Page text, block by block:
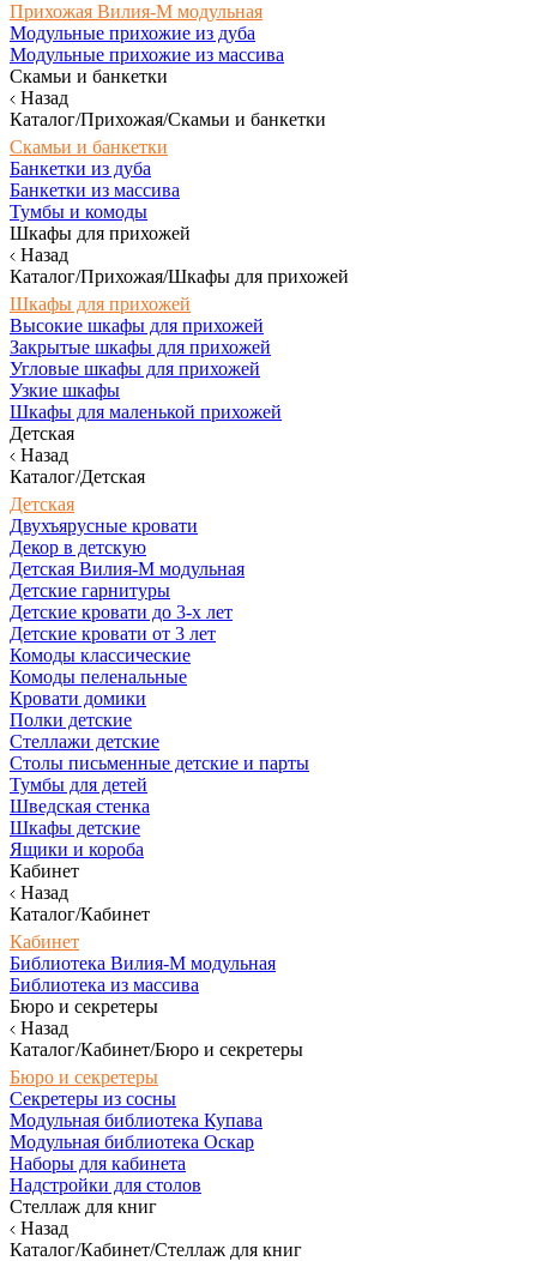
Прихожая Вилия-М модульная
Модульные прихожие из дуба
Модульные прихожие из массива
Скамьи и банкетки
Назад
Каталог/Прихожая/Скамьи и банкетки
Скамьи и банкетки
Банкетки из дуба
Банкетки из массива
Тумбы и комоды
Шкафы для прихожей
Назад
Каталог/Прихожая/Шкафы для прихожей
Шкафы для прихожей
Высокие шкафы для прихожей
Закрытые шкафы для прихожей
Угловые шкафы для прихожей
Узкие шкафы
Шкафы для маленькой прихожей
Детская
Назад
Каталог/Детская
Детская
Двухъярусные кровати
Декор в детскую
Детская Вилия-М модульная
Детские гарнитуры
Детские кровати до 3-х лет
Детские кровати от 3 лет
Комоды классические
Комоды пеленальные
Кровати домики
Полки детские
Стеллажи детские
Столы письменные детские и парты
Тумбы для детей
Шведская стенка
Шкафы детские
Ящики и короба
Кабинет
Назад
Каталог/Кабинет
Кабинет
Библиотека Вилия-М модульная
Библиотека из массива
Бюро и секретеры
Назад
Каталог/Кабинет/Бюро и секретеры
Бюро и секретеры
Секретеры из сосны
Модульная библиотека Купава
Модульная библиотека Оскар
Наборы для кабинета
Надстройки для столов
Стеллаж для книг
Назад
Каталог/Кабинет/Стеллаж для книг